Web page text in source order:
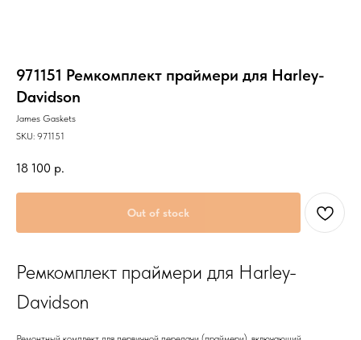
971151 Ремкомплект праймери для Harley-
Davidson
James Gaskets
SKU: 971151
18 100 р.
Out of stock
Ремкомплект праймери для Harley-
Davidson